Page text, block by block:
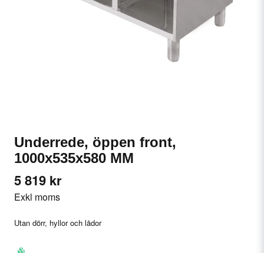
Underrede, öppen front,
1000x535x580 MM
5 819 kr
Exkl moms
Utan dörr, hyllor och lådor